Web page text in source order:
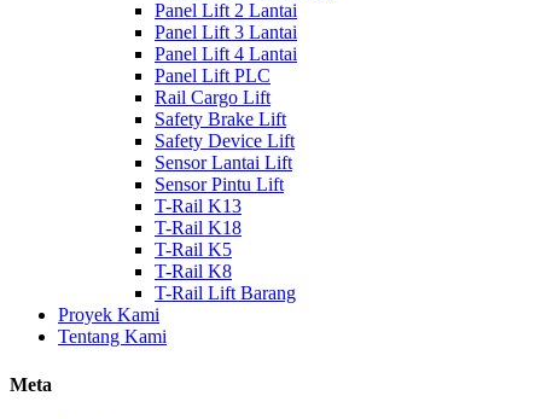
Panel Lift 2 Lantai
Panel Lift 3 Lantai
Panel Lift 4 Lantai
Panel Lift PLC
Rail Cargo Lift
Safety Brake Lift
Safety Device Lift
Sensor Lantai Lift
Sensor Pintu Lift
T-Rail K13
T-Rail K18
T-Rail K5
T-Rail K8
T-Rail Lift Barang
Proyek Kami
Tentang Kami
Meta